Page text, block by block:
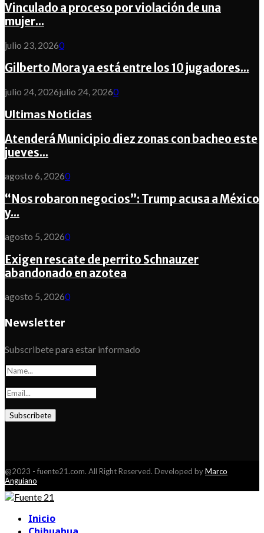
Vinculado a proceso por violación de una
mujer...
julio 23, 20260
Gilberto Mora ya está entre los 10 jugadores...
julio 24, 2026julio 24, 20260
Ultimas Noticias
Atenderá Municipio diez zonas con bacheo este
jueves...
agosto 6, 20260
“Nos robaron negocios”: Trump acusa a México
y...
agosto 5, 20260
Exigen rescate de perrito Schnauzer
abandonado en azotea
agosto 5, 20260
Newsletter
Subscribete para estar informado
@2023 - fuente21.com. All Right Reserved. Developed byMarco
Anguiano
Inicio